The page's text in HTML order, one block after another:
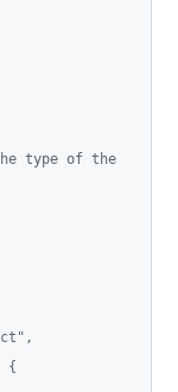
type of the
,
{